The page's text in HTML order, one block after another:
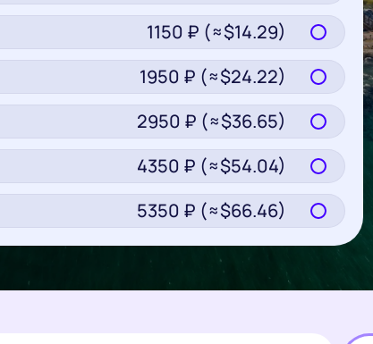
1150 ₽ (≈$14.29)
1950 ₽ (≈$24.22)
2950 ₽ (≈$36.65)
4350 ₽ (≈$54.04)
5350 ₽ (≈$66.46)